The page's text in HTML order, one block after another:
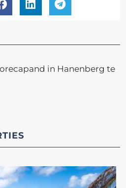
in Hanenberg te